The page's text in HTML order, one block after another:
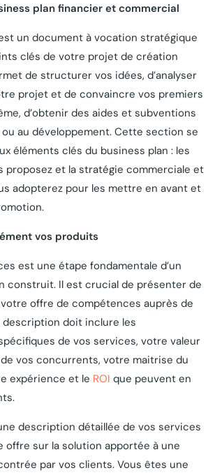
plan financier et commercial
un document à vocation stratégique
clés de votre projet de création
de structurer vos idées, d’analyser
projet et de convaincre vos premiers
d’obtenir des aides et subventions
au développement. Cette section se
éléments clés du business plan : les
proposez et la stratégie commerciale et
adopterez pour les mettre en avant et
vos produits
est une étape fondamentale d’un
construit. Il est crucial de présenter de
offre de compétences auprès de
doit inclure les
de vos services, votre valeur
vos concurrents, votre maitrise du
expérience et le ROI que peuvent en
description détaillée de vos services
sur la solution apportée à une
par vos clients. Vous êtes une